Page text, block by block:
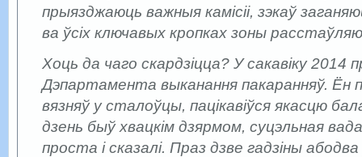
прыязджаюць важныя камісіі, зэкаў
ва ўсіх ключавых кропках зоны
Хоць да чаго скардзіцца? У сакавіку 2014
Дэпартамента выканання пакаранняў. Ён
вязняў у сталоўцы, пацікавіўся якасцю
дзень быў хвацкім дзярмом, суцэльная
проста і сказалі. Праз дзве гадзіны